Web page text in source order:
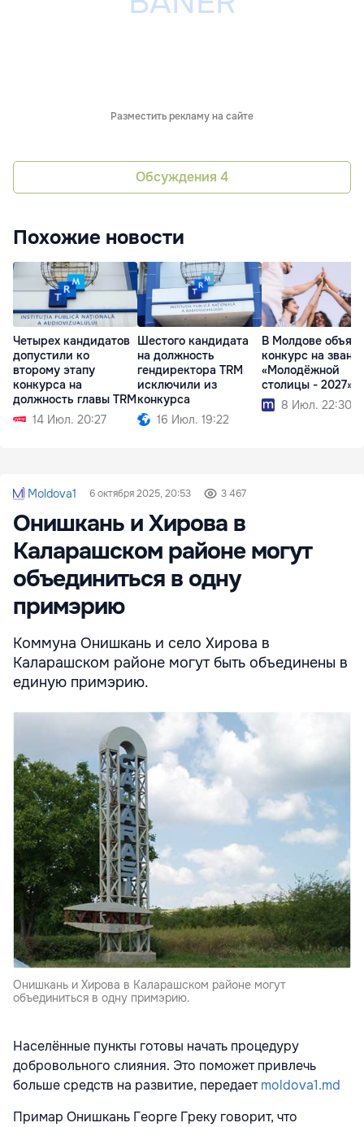
Разместить рекламу на сайте
Обсуждения 4
Похожие новости
Четырех кандидатов
допустили ко
второму этапу
конкурса на
должность главы TRM
14 Июл. 20:27
Шестого кандидата
на должность
гендиректора TRM
исключили из
конкурса
16 Июл. 19:22
В Молдове
конкурс на
«Молодёжной
столицы - 2027»
8 Июл. 22:30
Moldova1 6 октября 2025, 20:53 3 467
Онишкань и Хирова в
Каларашском районе могут
объединиться в одну
примэрию
Коммуна Онишкань и село Хирова в
Каларашском районе могут быть объединены в
единую примэрию.
Онишкань и Хирова в Каларашском районе могут
объединиться в одну примэрию.
Населённые пункты готовы начать процедуру
добровольного слияния. Это поможет привлечь
больше средств на развитие, передаетmoldova1.md
Примар Онишкань Георге Греку говорит, что